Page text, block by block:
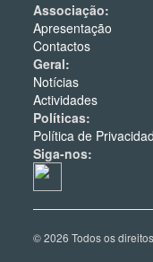
Associação:
Apresentação
Contactos
Geral:
Notícias
Actividades
Políticas:
Política de
Siga-nos:
© 2026 Todos os